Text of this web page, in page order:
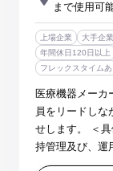
まで使用可能
上場企業 大手企業
年間休日120日以上
フレックスタイムあ
医療機器メーカ
員をリードしな
せします。 ＜具体的には＞ ■ISO13485に基づいたQMSの維
持管理及び、運
の適合性維持